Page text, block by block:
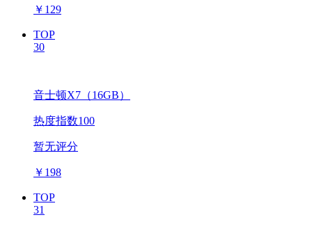
￥ 129
TOP
30
音士顿X7（16GB）
热度指数100
暂无评分
￥ 198
TOP
31